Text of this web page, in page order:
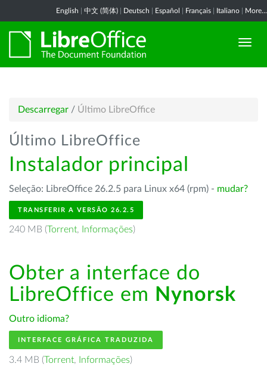
English 中文 (简体) Deutsch Español Français Italiano More...
Descarregar / Último LibreOffice
Último LibreOffice
Instalador principal
Seleção: LibreOffice 26.2.5 para Linux x64 (rpm) - mudar?
TRANSFERIR A VERSÃO 26.2.5
240 MB (Torrent, Informações)
Obter a interface do
LibreOffice em Nynorsk
Outro idioma?
INTERFACE GRÁFICA TRADUZIDA
3.4 MB (Torrent, Informações)